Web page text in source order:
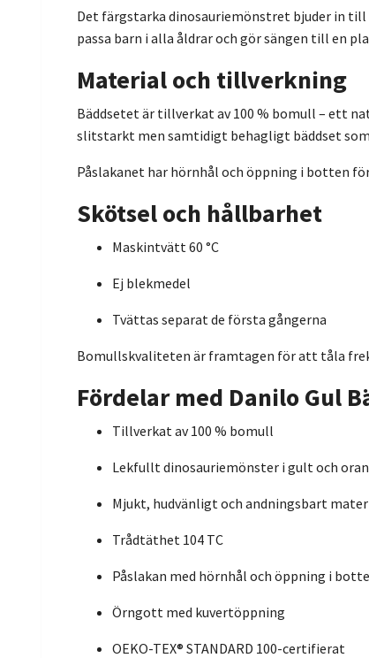
Det färgstarka dinosauriemönstret bjuder in
passa barn i alla åldrar och gör sängen till en
Material och tillverkning
Bäddsetet är tillverkat av 100 % bomull – ett
slitstarkt men samtidigt behagligt bäddset
Påslakanet har hörnhål och öppning i botten
Skötsel och hållbarhet
Maskintvätt 60 °C
Ej blekmedel
Tvättas separat de första gångerna
Bomullskvaliteten är framtagen för att tåla
Fördelar med Danilo Gul
Tillverkat av 100 % bomull
Lekfullt dinosauriemönster i gult och
Mjukt, hudvänligt och andningsbart
Trådtäthet 104 TC
Påslakan med hörnhål och öppning i
Örngott med kuvertöppning
OEKO-TEX® STANDARD 100-certifierat